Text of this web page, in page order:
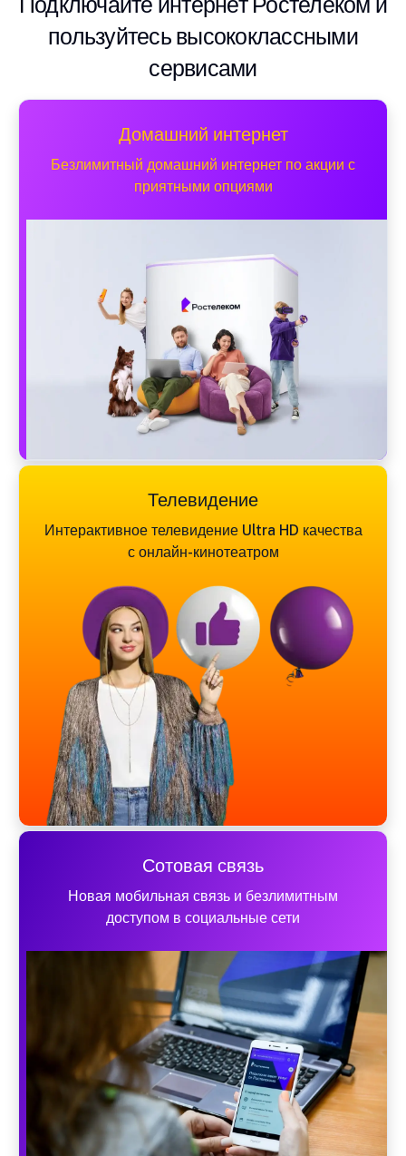
пользуйтесь высококлассными
сервисами
Домашний интернет
Безлимитный домашний интернет по акции с
приятными опциями
Телевидение
Интерактивное телевидение Ultra HD качества
с онлайн-кинотеатром
Сотовая связь
Новая мобильная связь и безлимитным
доступом в социальные сети